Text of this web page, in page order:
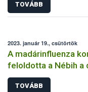
TOVÁBB
2023. január 19., csütörtök
A madárinfluenza
feloldotta a Nébih a
TOVÁBB